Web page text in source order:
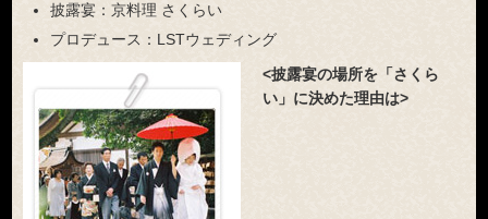
披露宴：京料理 さくらい
プロデュース： LSTウェディング
<披露宴の場所を「さくら
い」に決めた理由は>